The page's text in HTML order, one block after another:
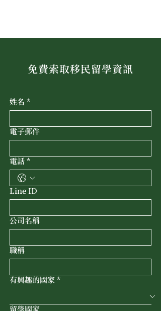
免費索取移民留學資訊
姓名 *
電子郵件
電話*
Line ID
公司名稱
職稱
有興趣的國家 *
留學國家